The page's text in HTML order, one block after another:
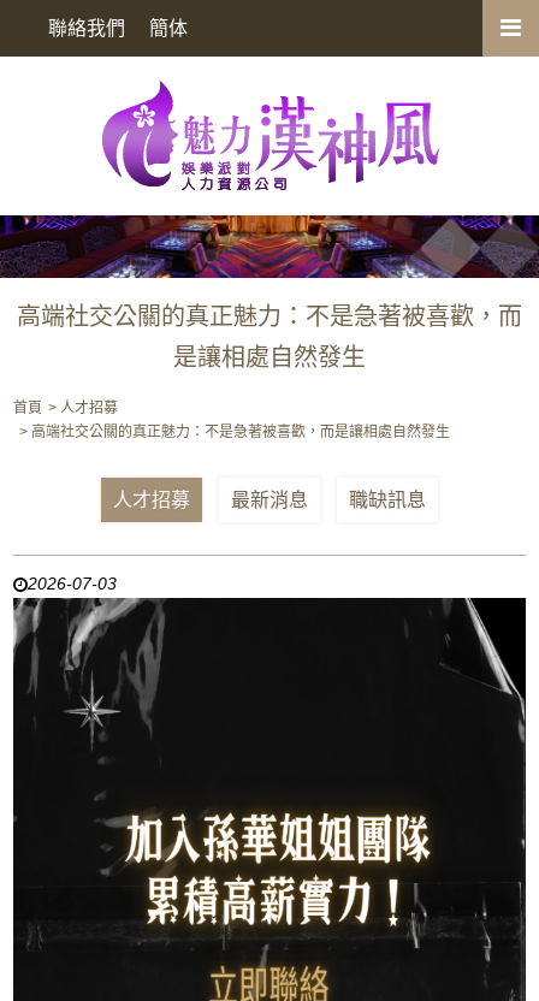
聯絡我們 簡体
高端社交公關的真正魅力：不是急著被喜歡，而
是讓相處自然發生
首頁
人才招募
高端社交公關的真正魅力：不是急著被喜歡，而是讓相處自然發生
人才招募 最新消息 職缺訊息
2026-07-03